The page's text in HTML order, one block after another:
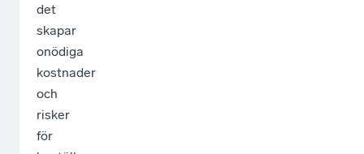
det
skapar
onödiga
kostnader
och
risker
för